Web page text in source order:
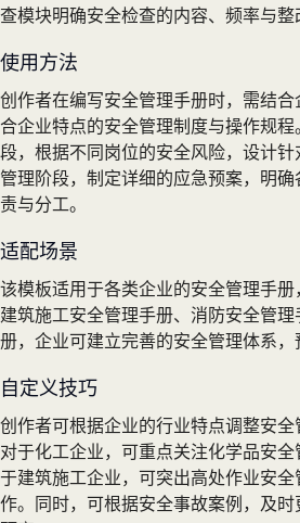
查模块明确安全检查的内容、频率与整
使用方法
创作者在编写安全管理手册时，需结
合企业特点的安全管理制度与操作规
段，根据不同岗位的安全风险，设计
管理阶段，制定详细的应急预案，明
责与分工。
适配场景
该模板适用于各类企业的安全管理手册
建筑施工安全管理手册、消防安全管
册，企业可建立完善的安全管理体系，
自定义技巧
创作者可根据企业的行业特点调整安全
对于化工企业，可重点关注化学品安
于建筑施工企业，可突出高处作业安
作。同时，可根据安全事故案例，及